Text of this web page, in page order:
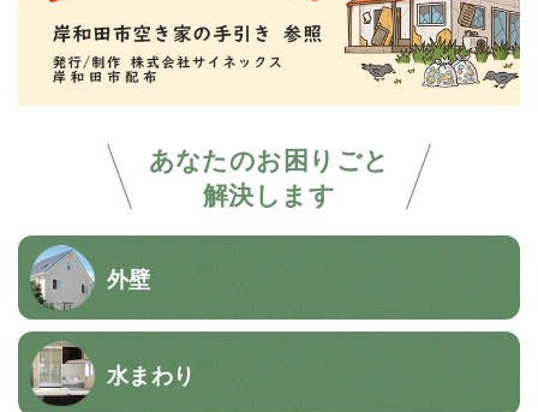
あなたのお困りごと
解決します
外壁
水まわり